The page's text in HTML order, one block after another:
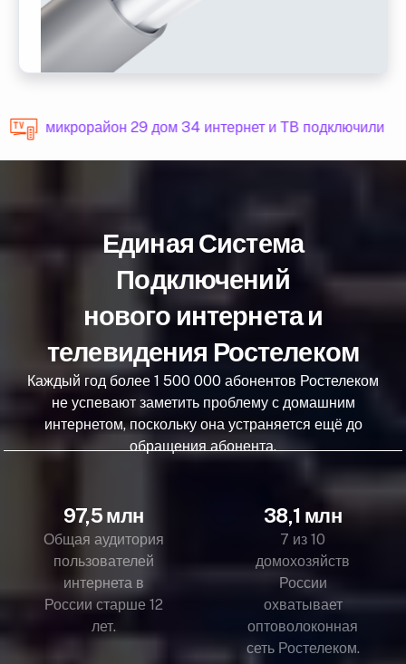
микрорайон 29 дом 34 интернет и ТВ подключили
Единая Система
Подключений
нового интернета и
телевидения Ростелеком
Каждый год более 1 500 000 абонентов Ростелеком
не успевают заметить проблему с домашним
интернетом, поскольку она устраняется ещё до
обращения абонента.
97,5 млн
Общая аудитория
пользователей
интернета в
России старше 12
лет.
38,1 млн
7 из 10
домохозяйств
России
охватывает
оптоволоконная
сеть Ростелеком.